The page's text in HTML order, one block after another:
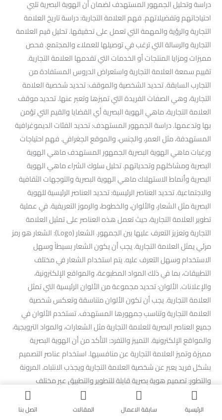
دراسة وتحليل الجمهور المستهدف لضمان أن الهوية البصرية تلبي
احتياجاتهم وتفضيلاتهم. فهم العلامة التجارية: دراسة تاريخ العلامة
التجارية والرؤية والمهمة التي تعمل على تحقيقها. تحليل قيم العلامة
التجارية والرسالة التي ترغب في توصيلها للعملاء والمجتمع. فحص
مميزات ومزايا المنتجات أو الخدمات التي تقدمها العلامة التجارية.
تقييم سمعة العلامة التجارية واستعراض الدروس المستفادة من
التجارب السابقة. تحديد الشخصية والموقف: تحديد شخصية العلامة
التجارية، وهي الصفات الفريدة التي تميزها وتعبر عنها. تحديد موقف
العلامة التجارية، ماهي الهوية البصرية أي القضايا والقيم التي تؤمن
بها وتدعمها. دراسة الجمهور المستهدف: تحديد الفئات الديموغرافية
المستهدفة، مثل العمر، والجنس، والموقع الجغرافي. فهم احتياجات
ورغبات ماهي الهوية البصرية الجمهور المستهدف ماهي الهوية
البصرية ومشاكلهم وتحدياتهم. تحليل سلوك الشراء ماهي الهوية
البصرية وأنماط الاستهلاك ماهي الهوية البصرية والتوجهات الثقافية
والاجتماعية. تحديد العناصر الرئيسية: تحديد العناصر الرئيسية للهوية
البصرية مثل الشعار، والألوان، والخطوط، والرموز التعريفية. في عملية
تطوير العلامة التجارية، حيث تعمل هذه العناصر على تمثيل العلامة
التجارية وتعزيز التعرف عليها بين الجمهور. الشعار (Logo): الشعار هو رمز
مرئي يمثل العلامة التجارية. يجب أن يكون الشعار بسيطاً وسهل
الاستخدام وسهل التعرف عليه. يتم استخدام الشعار في مختلف
التطبيقات، بما في ذلك المواد المطبوعة، والمواقع الإلكترونية،
والإعلانات. الألوان: تحديد مجموعة من الألوان الرئيسية التي تمثل
العلامة التجارية. يجب أن تكون الألوان متناسقة وتعكس شخصية
العلامة التجارية وتناسب جمهورها المستهدف. تستخدم الألوان في
جميع العناصر البصرية للعلامة التجارية مثل الشعارات، والمواد الترويجية،
والمواقع الإلكترونية. التمييز والتفرد: التأكد من أن الهوية البصرية
مميزة وتميز العلامة التجارية عن منافسيها. استخدام عناصر التصميم
بشكل فريد يعبر عن شخصية العلامة التجارية ويجذب الانتباه. المرونة
والتطور: تصميم هوية بصرية قابلة للتطوير والتطبيق عبر مختلف
الوسائط والمنصات. تحسين الهوية البصرية بمرور الوقت لتتناسب مع
تغيرات السوق واحتياجات الجمهور. التطور: يجب أن تكون الهوية البصرية
الرئيسية سابقة الاعمال المقالات اتصل بنا